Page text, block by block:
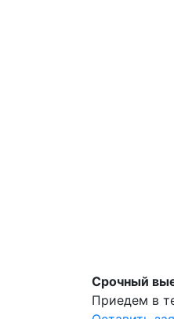
Срочный
Приедем в